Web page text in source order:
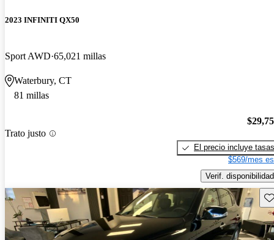
2023 INFINITI QX50
Sport AWD 65,021 millas
Waterbury, CT
81 millas
Trato justo
El precio incluye tasas
$569/mes
Verif. disponibilidad